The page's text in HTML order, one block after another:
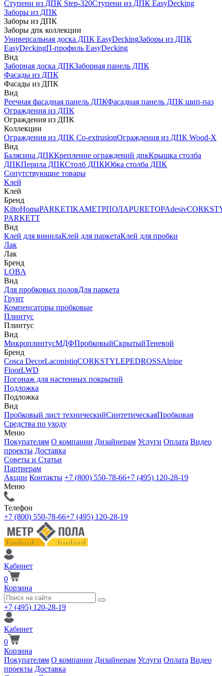
Ступени из ДПК Step-320Ступени из ДПК EasyDecking
Заборы из ДПК
Заборы из ДПК
Заборы дпк коллекции
Универсальная доска ДПК EasyDeckingЗаборы из ДПК
EasyDeckingП-профиль EasyDecking
Вид
Заборная доска ДПКЗаборная панель ДПК
Фасады из ДПК
Фасады из ДПК
Вид
Реечная фасадная панель ДПКФасадная панель ДПК шип-паз
Ограждения из ДПК
Ограждения из ДПК
Коллекции
Ограждения из ДПК Co-extrusionОграждения из ДПК Wood-X
Вид
Балясина ДПККрепление ограждений дпкКрышка столба
ДПКПерила ДПКСтолб ДПКЮбка столба ДПК
Сопутствующие товары
Клей
Клей
Бренд
KiltoHomaPARKETIKAМЕТРПОЛАPURETOPAdesiv
PARKETT
Вид
Клей для винилаКлей для паркетаКлей для пробки
Лак
Лак
Бренд
LOBA
Вид
Для пробковых половДля паркета
Грунт
Компенсаторы пробковые
Плинтус
Плинтус
Вид
МикроплинтусМДФПробковыйСкрытыйТеневой
Бренд
Cosca DecorLaconistiqCORKSTYLEPEDROSSAlpine
FloorLWD
Погонаж для настенных покрытий
Подложка
Подложка
Вид
Пробковый лист техническийСинтетическаяПробковая
Средства по уходу
Меню
Покупателям О компании Дизайнерам Услуги Оплата Видео
проекты Доставка
Советы и Статьи
Партнерам
Акции Контакты +7 (800) 550-78-66+7 (495) 120-28-19
Меню
Телефон
+7 (800) 550-78-66+7 (495) 120-28-19
Кабинет
0
Корзина
+7 (495) 120-28-19
Кабинет
0
Корзина
Покупателям О компании Дизайнерам Услуги Оплата Видео
проекты Доставка